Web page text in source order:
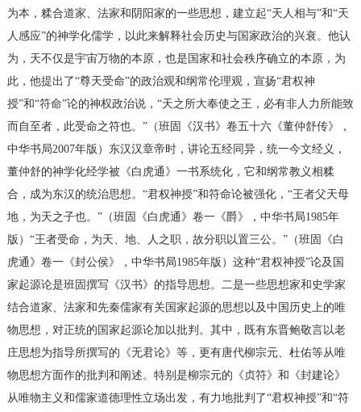
为本，糅合道家、法家和阴阳家的一些思想，建立起“天人相与”和“天
人感应”的神学化儒学，以此来解释社会历史与国家政治的兴衰。他认
为，天不仅是宇宙万物的本原，也是国家和社会秩序确立的本原，为
此，他提出了“尊天受命”的政治观和纲常伦理观，宣扬“君权神
授”和“符命”论的神权政治说，“天之所大奉使之王，必有非人力所能致
而自至者，此受命之符也。”（班固《汉书》卷五十六《董仲舒传》，
中华书局2007年版）东汉汉章帝时，讲论五经同异，统一今文经义，
董仲舒的神学化经学被《白虎通》一书系统化，它和纲常教义相糅
合，成为东汉的统治思想。“君权神授”和符命论被强化，“王者父天母
地，为天之子也。”（班固《白虎通》卷一《爵》，中华书局1985年
版）“王者受命，为天、地、人之职，故分职以置三公。”（班固《白
虎通》卷一《封公侯》，中华书局1985年版）这种“君权神授”论及国
家起源论是班固撰写《汉书》的指导思想。二是一些思想家和史学家
结合道家、法家和先秦儒家有关国家起源的思想以及中国历史上的唯
物思想，对正统的国家起源论加以批判。其中，既有东晋鲍敬言以老
庄思想为指导所撰写的《无君论》等，更有唐代柳宗元、杜佑等从唯
物思想方面作的批判和阐述。特别是柳宗元的《贞符》和《封建论》
从唯物主义和儒家道德理性立场出发，有力地批判了“君权神授”和“符